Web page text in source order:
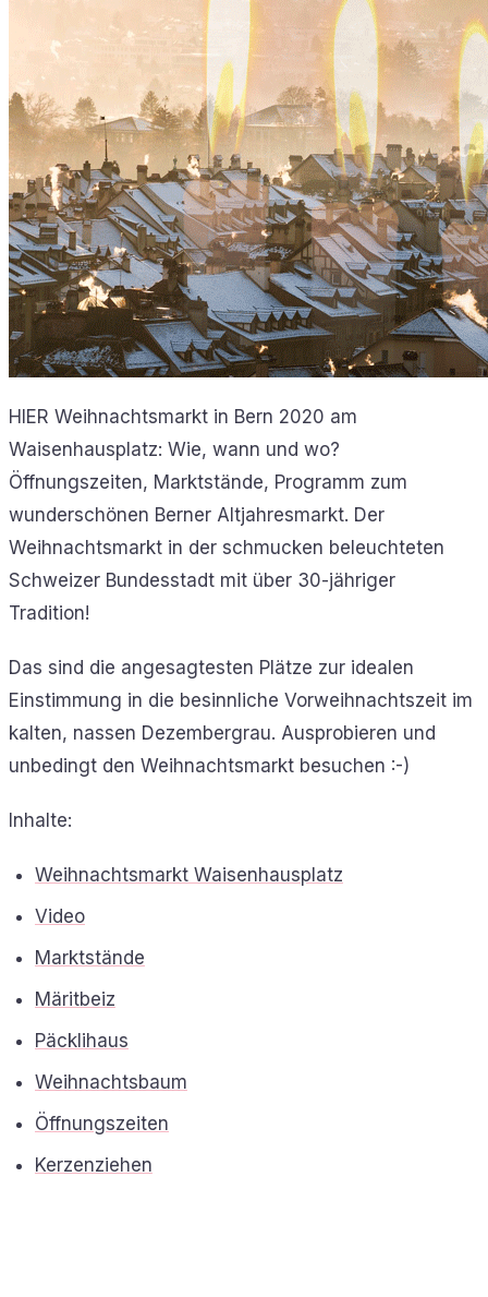
HIER Weihnachtsmarkt in Bern 2020 am
Waisenhausplatz: Wie, wann und wo?
Öffnungszeiten, Marktstände, Programm zum
wunderschönen Berner Altjahresmarkt. Der
Weihnachtsmarkt in der schmucken beleuchteten
Schweizer Bundesstadt mit über 30-jähriger
Tradition!
Das sind die angesagtesten Plätze zur idealen
Einstimmung in die besinnliche Vorweihnachtszeit im
kalten, nassen Dezembergrau. Ausprobieren und
unbedingt den Weihnachtsmarkt besuchen :-)
Inhalte:
Weihnachtsmarkt Waisenhausplatz
Video
Marktstände
Märitbeiz
Päcklihaus
Weihnachtsbaum
Öffnungszeiten
Kerzenziehen